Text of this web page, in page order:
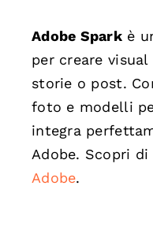
Adobe Sparkè
per creare
storie o post.
foto e modelli
integra
Adobe. Scopri di
Adobe.